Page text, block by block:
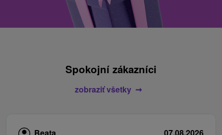
Spokojní zákazníci
zobraziť všetky
Beata
07.08.2026